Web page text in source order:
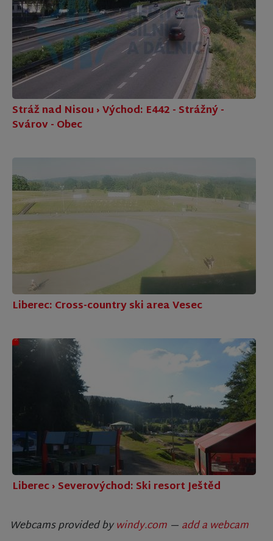
Stráž nad Nisou › Východ: E442 - Strážný -
Svárov - Obec
Liberec: Cross-country ski area Vesec
Liberec › Severovýchod: Ski resort Ještěd
Webcams provided bywindy.com — add a webcam